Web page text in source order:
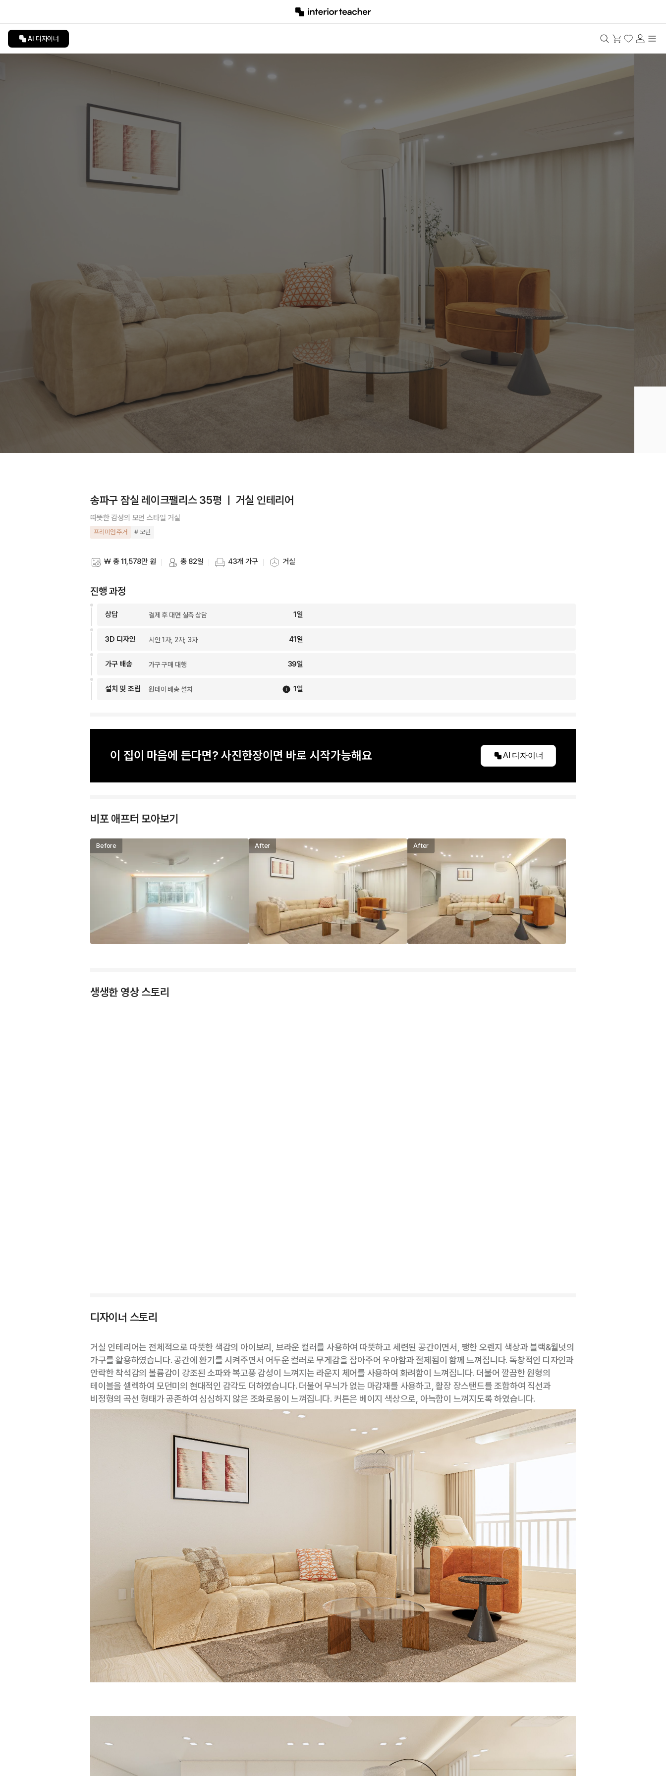
AI 디자이너
송파구 잠실 레이크팰리스 35평 ㅣ 거실 인테리어
따뜻한 감성의 모던 스타일 거실
프리미엄 주거 # 모던
스타일링 비용
₩ 총 11,578만 원
스타일링 기간
총 82일
스타일링 가구 개수
43개 가구
스타일링 공간
거실
진행 과정
상담 결제 후 대면 실측 상담 1일
3D 디자인 시안 1차, 2차, 3차 41일
가구 배송 가구 구매 대행 39일
설치 및 조립 원데이 배송 설치 1일
이 집이 마음에 든다면? 사진한장이면 바로 시작가능해요 AI 디자이너
비포 애프터 모아보기
생생한 영상 스토리
디자이너 스토리
거실 인테리어는 전체적으로 따뜻한 색감의 아이보리, 브라운 컬러를 사용하여 따뜻하고 세련된 공간이면서, 쨍한 오렌지 색상과 블랙&월넛의
가구를 활용하였습니다. 공간에 환기를 시켜주면서 어두운 컬러로 무게감을 잡아주어 우아함과 절제됨이 함께 느껴집니다. 독창적인 디자인과
안락한 착석감의 볼륨감이 강조된 소파와 복고풍 감성이 느껴지는 라운지 체어를 사용하여 화려함이 느껴집니다. 더불어 깔끔한 원형의
테이블을 셀렉하여 모던미의 현대적인 감각도 더하였습니다. 더불어 무늬가 없는 마감재를 사용하고, 활장 장스탠드를 조합하여 직선과
비정형의 곡선 형태가 공존하여 심심하지 않은 조화로움이 느껴집니다. 커튼은 베이지 색상으로, 아늑함이 느껴지도록 하였습니다.